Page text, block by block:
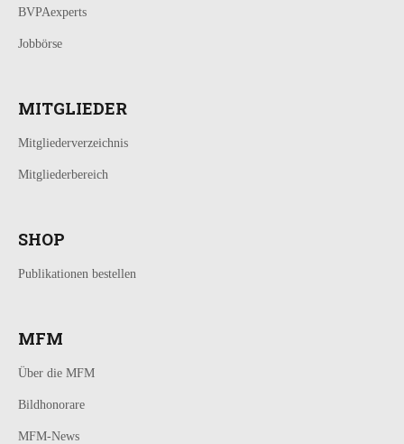
BVPAexperts
Jobbörse
MITGLIEDER
Mitgliederverzeichnis
Mitgliederbereich
SHOP
Publikationen bestellen
MFM
Über die MFM
Bildhonorare
MFM-News